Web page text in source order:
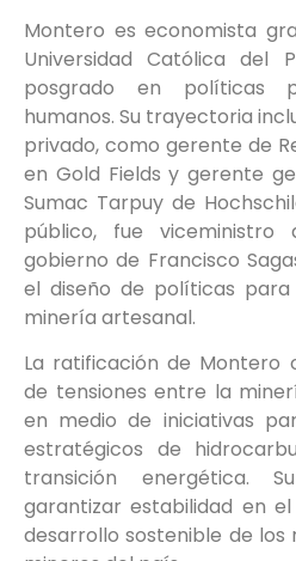
Montero es economista
Universidad Católica del
posgrado en políticas
humanos. Su trayectoria
privado, como gerente de
en Gold Fields y gerente
Sumac Tarpuy de
público, fue
gobierno de Francisco
el diseño de políticas
minería artesanal.
La ratificación de Montero
de tensiones entre la
en medio de iniciativas
estratégicos de
transición energética.
garantizar estabilidad en
desarrollo sostenible de